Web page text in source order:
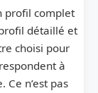
profil complet
détaillé et
choisi pour
à
n’est pas